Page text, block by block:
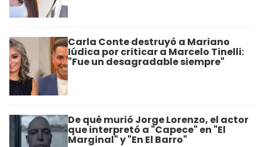
Carla Conte destruyó a Mariano
Iúdica por criticar a Marcelo Tinelli:
"Fue un desagradable siempre"
De qué murió Jorge Lorenzo, el actor
que interpretó a "Capece" en "El
Marginal" y "En El Barro"